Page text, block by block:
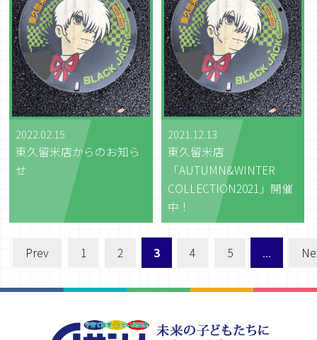
2022.02.15
東久留米店からのお知ら
せ
2021.12.13
東久留米店
「AUTUMN&WINTER
COLLECTION2021」開催
中！
Prev 1 2 3 4 5 ...